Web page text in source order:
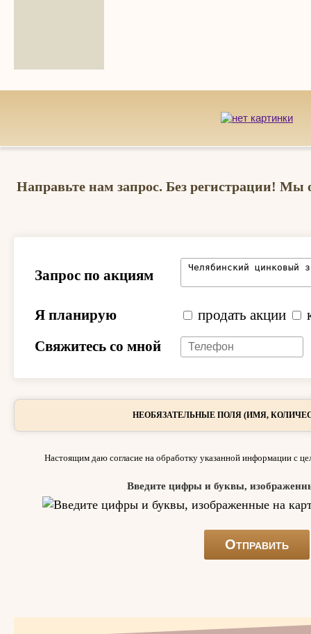
Направьте нам запрос. Без регистрации! Мы
Запрос по акциям
Я планирую продать акции
Свяжитесь со мной
НЕОБЯЗАТЕЛЬНЫЕ ПОЛЯ (ИМЯ,
Настоящим даю согласие на обработку указанной информации с
Введите цифры и буквы,